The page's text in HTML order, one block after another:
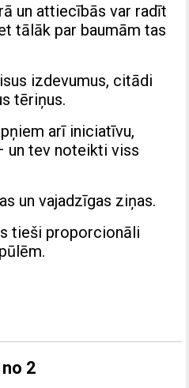
un attiecībās var radīt
tālāk par baumām tas
izdevumus, citādi
tēriņus.
arī iniciatīvu,
un tev noteikti viss
un vajadzīgas ziņas.
tieši proporcionāli
2